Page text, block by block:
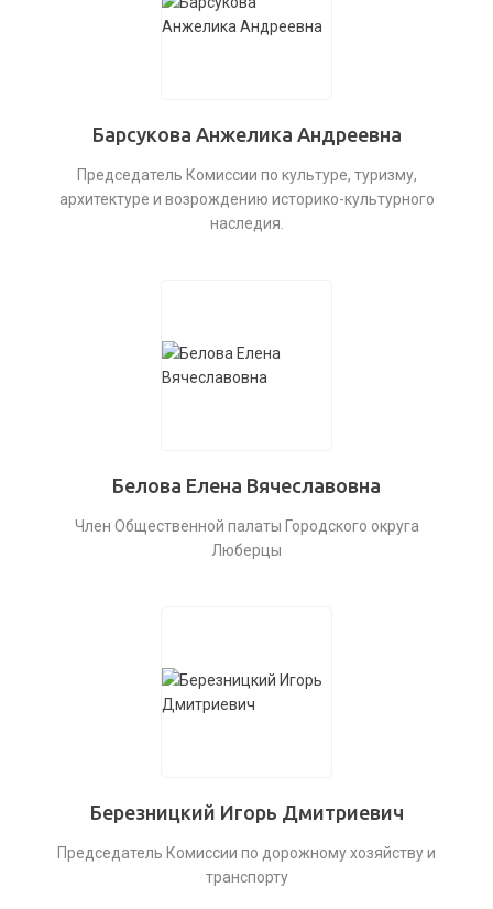
Барсукова Анжелика Андреевна
Председатель Комиссии по культуре, туризму,
архитектуре и возрождению историко-культурного
наследия.
Белова Елена Вячеславовна
Член Общественной палаты Городского округа
Люберцы
Березницкий Игорь Дмитриевич
Председатель Комиссии по дорожному хозяйству и
транспорту